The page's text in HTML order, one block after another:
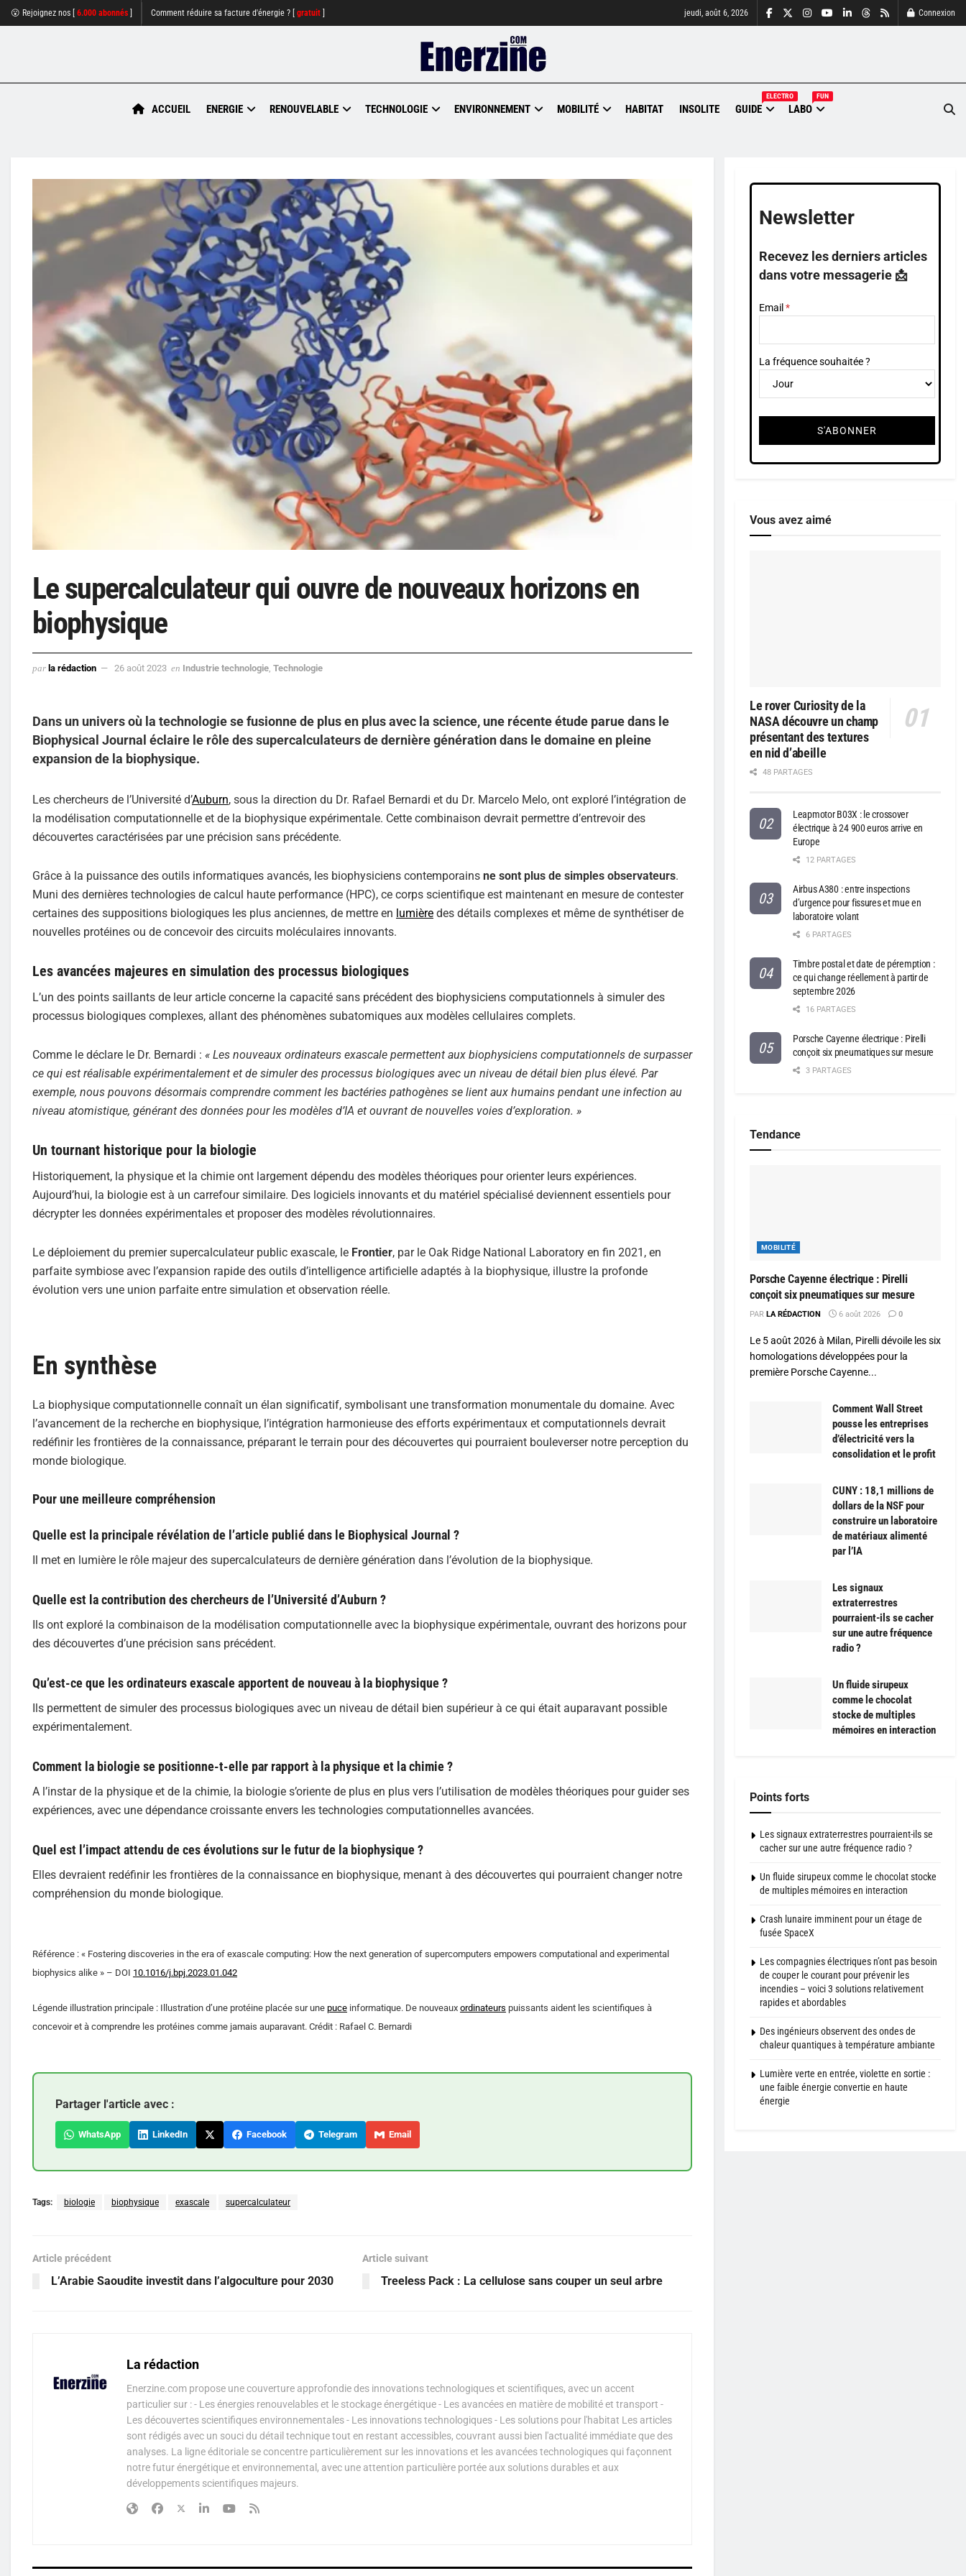
😮 Rejoignez nos [ 6.000 abonnés Comment réduire sa facture d'énergie ? [ gratuit jeudi, août 6, 2026 Connexion
ACCUEIL ENERGIE RENOUVELABLE TECHNOLOGIE ENVIRONNEMENT MOBILITÉ HABITAT INSOLITE GUIDE
ELECTRO
LABO
FUN
Le supercalculateur qui ouvre de nouveaux horizons en
biophysique
par la rédaction 26 août 2023 en Industrie technologie Technologie
Dans un univers où la technologie se fusionne de plus en plus avec la science, une récente étude parue dans le
Biophysical Journal éclaire le rôle des supercalculateurs de dernière génération dans le domaine en pleine
expansion de la biophysique.
Les chercheurs de l’Université d’Auburn, sous la direction du Dr. Rafael Bernardi et du Dr. Marcelo Melo, ont exploré l’intégration de
la modélisation computationnelle et de la biophysique expérimentale. Cette combinaison devrait permettre d’entrevoir des
découvertes caractérisées par une précision sans précédente.
Grâce à la puissance des outils informatiques avancés, les biophysiciens contemporains ne sont plus de simples observateurs.
Muni des dernières technologies de calcul haute performance (HPC), ce corps scientifique est maintenant en mesure de contester
certaines des suppositions biologiques les plus anciennes, de mettre en lumière des détails complexes et même de synthétiser de
nouvelles protéines ou de concevoir des circuits moléculaires innovants.
Les avancées majeures en simulation des processus biologiques
L’un des points saillants de leur article concerne la capacité sans précédent des biophysiciens computationnels à simuler des
processus biologiques complexes, allant des phénomènes subatomiques aux modèles cellulaires complets.
Comme le déclare le Dr. Bernardi : « Les nouveaux ordinateurs exascale permettent aux biophysiciens computationnels de surpasser
ce qui est réalisable expérimentalement et de simuler des processus biologiques avec un niveau de détail bien plus élevé. Par
exemple, nous pouvons désormais comprendre comment les bactéries pathogènes se lient aux humains pendant une infection au
niveau atomistique, générant des données pour les modèles d’IA et ouvrant de nouvelles voies d’exploration. »
Un tournant historique pour la biologie
Historiquement, la physique et la chimie ont largement dépendu des modèles théoriques pour orienter leurs expériences.
Aujourd’hui, la biologie est à un carrefour similaire. Des logiciels innovants et du matériel spécialisé deviennent essentiels pour
décrypter les données expérimentales et proposer des modèles révolutionnaires.
Le déploiement du premier supercalculateur public exascale, le Frontier, par le Oak Ridge National Laboratory en fin 2021, en
parfaite symbiose avec l’expansion rapide des outils d’intelligence artificielle adaptés à la biophysique, illustre la profonde
évolution vers une union parfaite entre simulation et observation réelle.
En synthèse
La biophysique computationnelle connaît un élan significatif, symbolisant une transformation monumentale du domaine. Avec
l’avancement de la recherche en biophysique, l’intégration harmonieuse des efforts expérimentaux et computationnels devrait
redéfinir les frontières de la connaissance, préparant le terrain pour des découvertes qui pourraient bouleverser notre perception du
monde biologique.
Pour une meilleure compréhension
Quelle est la principale révélation de l’article publié dans le Biophysical Journal ?
Il met en lumière le rôle majeur des supercalculateurs de dernière génération dans l’évolution de la biophysique.
Quelle est la contribution des chercheurs de l’Université d’Auburn ?
Ils ont exploré la combinaison de la modélisation computationnelle avec la biophysique expérimentale, ouvrant des horizons pour
des découvertes d’une précision sans précédent.
Qu’est-ce que les ordinateurs exascale apportent de nouveau à la biophysique ?
Ils permettent de simuler des processus biologiques avec un niveau de détail bien supérieur à ce qui était auparavant possible
expérimentalement.
Comment la biologie se positionne-t-elle par rapport à la physique et la chimie ?
A l’instar de la physique et de la chimie, la biologie s’oriente de plus en plus vers l’utilisation de modèles théoriques pour guider ses
expériences, avec une dépendance croissante envers les technologies computationnelles avancées.
Quel est l’impact attendu de ces évolutions sur le futur de la biophysique ?
Elles devraient redéfinir les frontières de la connaissance en biophysique, menant à des découvertes qui pourraient changer notre
compréhension du monde biologique.
Référence : « Fostering discoveries in the era of exascale computing: How the next generation of supercomputers empowers computational and experimental
biophysics alike » – DOI 10.1016/j.bpj.2023.01.042
Légende illustration principale : Illustration d’une protéine placée sur une puce informatique. De nouveaux ordinateurs puissants aident les scientifiques à
concevoir et à comprendre les protéines comme jamais auparavant. Crédit : Rafael C. Bernardi
Partager l'article avec :
WhatsApp LinkedIn Facebook Telegram Email
Tags: biologie biophysique exascale supercalculateur
Article précédent
L’Arabie Saoudite investit dans l’algoculture pour 2030
Article suivant
Treeless Pack : La cellulose sans couper un seul arbre
La rédaction
Enerzine.com propose une couverture approfondie des innovations technologiques et scientifiques, avec un accent
particulier sur : - Les énergies renouvelables et le stockage énergétique - Les avancées en matière de mobilité et transport -
Les découvertes scientifiques environnementales - Les innovations technologiques - Les solutions pour l'habitat Les articles
sont rédigés avec un souci du détail technique tout en restant accessibles, couvrant aussi bien l'actualité immédiate que des
analyses. La ligne éditoriale se concentre particulièrement sur les innovations et les avancées technologiques qui façonnent
notre futur énergétique et environnemental, avec une attention particulière portée aux solutions durables et aux
développements scientifiques majeurs.
Newsletter
Recevez les derniers articles
dans votre messagerie 📩
Email
La fréquence souhaitée ?
Vous avez aimé
Le rover Curiosity de la
NASA découvre un champ
présentant des textures
en nid d’abeille
48 PARTAGES
Leapmotor B03X : le crossover
électrique à 24 900 euros arrive en
Europe
12 PARTAGES
Airbus A380 : entre inspections
d’urgence pour fissures et mue en
laboratoire volant
6 PARTAGES
Timbre postal et date de péremption :
ce qui change réellement à partir de
septembre 2026
16 PARTAGES
Porsche Cayenne électrique : Pirelli
conçoit six pneumatiques sur mesure
3 PARTAGES
Tendance
MOBILITÉ
Porsche Cayenne électrique : Pirelli
conçoit six pneumatiques sur mesure
PAR LA RÉDACTION 6 août 2026 0
Le 5 août 2026 à Milan, Pirelli dévoile les six
homologations développées pour la
première Porsche Cayenne...
Comment Wall Street
pousse les entreprises
d’électricité vers la
consolidation et le profit
CUNY : 18,1 millions de
dollars de la NSF pour
construire un laboratoire
de matériaux alimenté
par l’IA
Les signaux
extraterrestres
pourraient-ils se cacher
sur une autre fréquence
radio ?
Un fluide sirupeux
comme le chocolat
stocke de multiples
mémoires en interaction
Points forts
Les signaux extraterrestres pourraient-ils se
cacher sur une autre fréquence radio ?
Un fluide sirupeux comme le chocolat stocke
de multiples mémoires en interaction
Crash lunaire imminent pour un étage de
fusée SpaceX
Les compagnies électriques n’ont pas besoin
de couper le courant pour prévenir les
incendies – voici 3 solutions relativement
rapides et abordables
Des ingénieurs observent des ondes de
chaleur quantiques à température ambiante
Lumière verte en entrée, violette en sortie :
une faible énergie convertie en haute
énergie